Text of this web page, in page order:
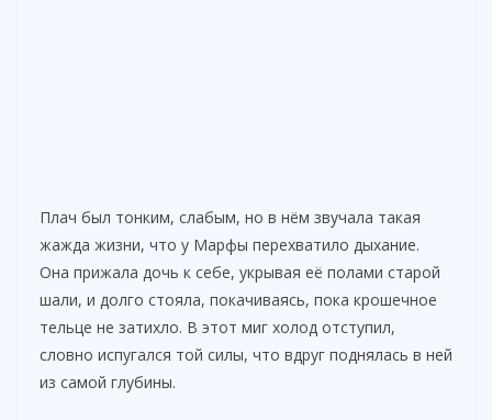
Плач был тонким, слабым, но в нём звучала такая
жажда жизни, что у Марфы перехватило дыхание.
Она прижала дочь к себе, укрывая её полами старой
шали, и долго стояла, покачиваясь, пока крошечное
тельце не затихло. В этот миг холод отступил,
словно испугался той силы, что вдруг поднялась в ней
из самой глубины.